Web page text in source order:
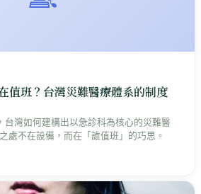
值班？台灣災難醫療體系的制度
台灣如何建構出以急診科為核心的災難醫
處不在設備，而在「誰值班」的巧思。